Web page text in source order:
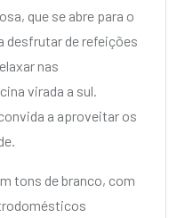
que se abre para o
desfrutar de refeições
nas
virada a sul.
a aproveitar os
tons de branco, com